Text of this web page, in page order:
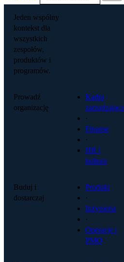
Jeden wspólny
kontekst dla
wszystkich
zespołów,
produktów i
programów.
Prowadź
organizację
Kadra
zarządzająca
·
Finanse
·
HR i
kultura
Buduj i
dostarczaj
Produkt
·
Inżynieria
·
Operacje i
PMO